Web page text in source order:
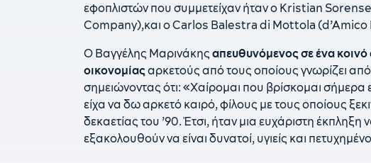
εφοπλιστών που συμμετείχαν ήταν ο Kristian
Company),και ο Carlos Balestra di Mottola
Ο Βαγγέλης Μαρινάκης απευθυνόμενος σε ένα
οικονομίαςαρκετούς από τους οποίους γνωρίζει
σημειώνοντας ότι: «Χαίρομαι που βρίσκομαι
είχα να δω αρκετό καιρό, φίλους με τους οποίους
δεκαετίας του ’90. Έτσι, ήταν μια ευχάριστη
εξακολουθούν να είναι δυνατοί, υγιείς και